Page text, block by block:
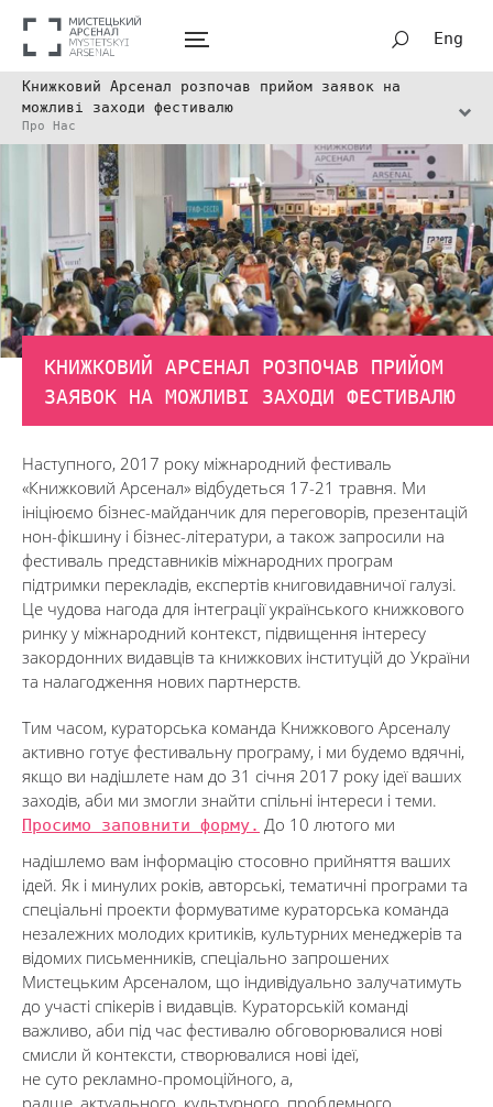
Eng
Книжковий Арсенал розпочав прийом заявок на
можливі заходи фестивалю
Про Нас
КНИЖКОВИЙ АРСЕНАЛ РОЗПОЧАВ ПРИЙОМ
ЗАЯВОК НА МОЖЛИВІ ЗАХОДИ ФЕСТИВАЛЮ
Наступного, 2017 року міжнародний фестиваль
«Книжковий Арсенал» відбудеться 17-21 травня. Ми
ініціюємо бізнес-майданчик для переговорів, презентацій
нон-фікшину і бізнес-літератури, а також запросили на
фестиваль представників міжнародних програм
підтримки перекладів, експертів книговидавничої галузі.
Це чудова нагода для інтеграції українського книжкового
ринку у міжнародний контекст, підвищення інтересу
закордонних видавців та книжкових інституцій до України
та налагодження нових партнерств.
Тим часом, кураторська команда Книжкового Арсеналу
активно готує фестивальну програму, і ми будемо вдячні,
якщо ви надішлете нам до 31 січня 2017 року ідеї ваших
заходів, аби ми змогли знайти спільні інтереси і теми.
Просимо заповнити форму. До 10 лютого ми
надішлемо вам інформацію стосовно прийняття ваших
ідей. Як і минулих років, авторські, тематичні програми та
спеціальні проекти формуватиме кураторська команда
незалежних молодих критиків, культурних менеджерів та
відомих письменників, спеціально запрошених
Мистецьким Арсеналом, що індивідуально залучатимуть
до участі спікерів і видавців. Кураторській команді
важливо, аби під час фестивалю обговорювалися нові
смисли й контексти, створювалися нові ідеї,
не суто рекламно-промоційного, а,
радше, актуального, культурного, проблемного,